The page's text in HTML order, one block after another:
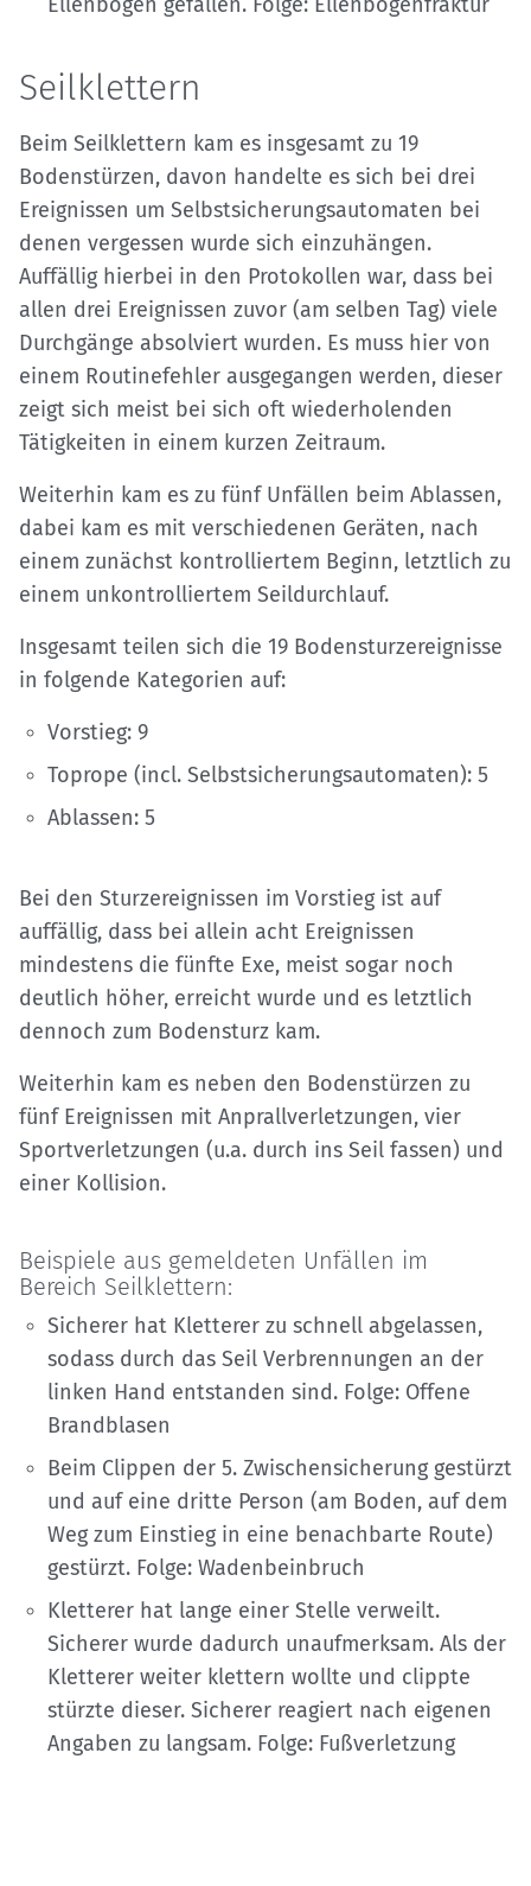
Seilklettern
Beim Seilklettern kam es insgesamt zu 19
Bodenstürzen, davon handelte es sich bei drei
Ereignissen um Selbstsicherungsautomaten bei
denen vergessen wurde sich einzuhängen.
Auffällig hierbei in den Protokollen war, dass bei
allen drei Ereignissen zuvor (am selben Tag) viele
Durchgänge absolviert wurden. Es muss hier von
einem Routinefehler ausgegangen werden, dieser
zeigt sich meist bei sich oft wiederholenden
Tätigkeiten in einem kurzen Zeitraum.
Weiterhin kam es zu fünf Unfällen beim Ablassen,
dabei kam es mit verschiedenen Geräten, nach
einem zunächst kontrolliertem Beginn, letztlich zu
einem unkontrolliertem Seildurchlauf.
Insgesamt teilen sich die 19 Bodensturzereignisse
in folgende Kategorien auf:
Vorstieg: 9
Toprope (incl. Selbstsicherungsautomaten): 5
Ablassen: 5
Bei den Sturzereignissen im Vorstieg ist auf
auffällig, dass bei allein acht Ereignissen
mindestens die fünfte Exe, meist sogar noch
deutlich höher, erreicht wurde und es letztlich
dennoch zum Bodensturz kam.
Weiterhin kam es neben den Bodenstürzen zu
fünf Ereignissen mit Anprallverletzungen, vier
Sportverletzungen (u.a. durch ins Seil fassen) und
einer Kollision.
Beispiele aus gemeldeten Unfällen im
Bereich Seilklettern:
Sicherer hat Kletterer zu schnell abgelassen,
sodass durch das Seil Verbrennungen an der
linken Hand entstanden sind. Folge: Offene
Brandblasen
Beim Clippen der 5. Zwischensicherung gestürzt
und auf eine dritte Person (am Boden, auf dem
Weg zum Einstieg in eine benachbarte Route)
gestürzt. Folge: Wadenbeinbruch
Kletterer hat lange einer Stelle verweilt.
Sicherer wurde dadurch unaufmerksam. Als der
Kletterer weiter klettern wollte und clippte
stürzte dieser. Sicherer reagiert nach eigenen
Angaben zu langsam. Folge: Fußverletzung